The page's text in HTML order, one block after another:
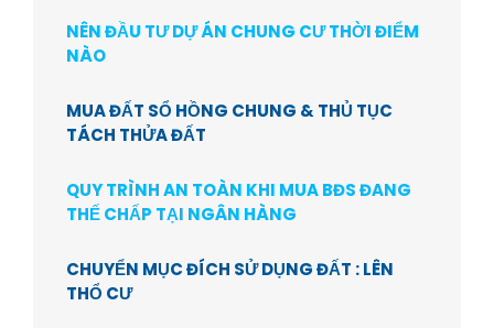
NÊN ĐẦU TƯ DỰ ÁN CHUNG CƯ THỜI ĐIỂM
NÀO
MUA ĐẤT SỔ HỒNG CHUNG & THỦ TỤC
TÁCH THỬA ĐẤT
QUY TRÌNH AN TOÀN KHI MUA BĐS ĐANG
THẾ CHẤP TẠI NGÂN HÀNG
CHUYỂN MỤC ĐÍCH SỬ DỤNG ĐẤT : LÊN
THỔ CƯ